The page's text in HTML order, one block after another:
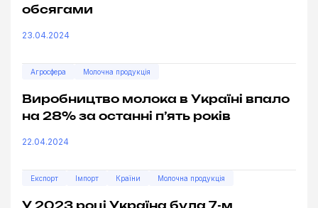
обсягами
23.04.2024
Агросфера Молочна продукція
Виробництво молока в Україні впало
на 28% за останні п’ять років
22.04.2024
Експорт Імпорт Країни Молочна продукція